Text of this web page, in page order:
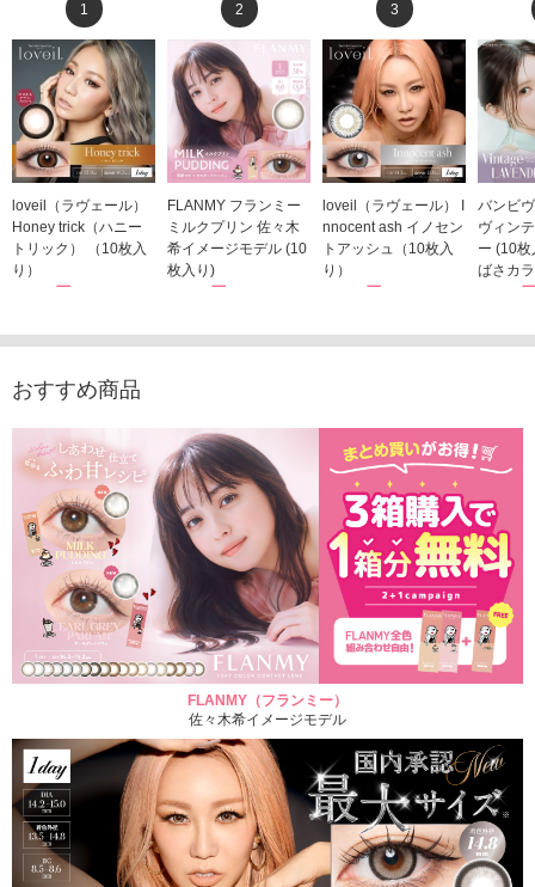
1
loveil（ラヴェール）
Honey trick（ハニー
トリック） （10枚入
り）
1,760円
2
FLANMY フランミー
ミルクプリン 佐々木
希イメージモデル (10
枚入り)
1,815円
3
loveil（ラヴェール） I
nnocent ash イノセン
トアッシュ（10枚入
り）
1,760円
バンビ
ヴィン
ー (10
ばさカ
1,848
おすすめ商品
FLANMY（フランミー）
佐々木希イメージモデル